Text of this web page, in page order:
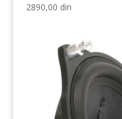
2890,00 din